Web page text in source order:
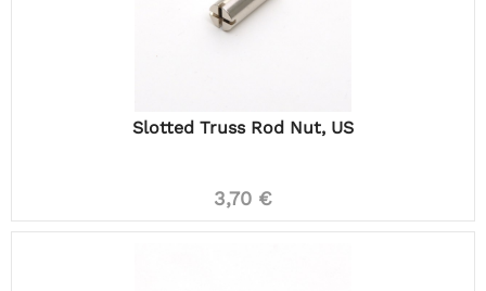
Slotted Truss Rod Nut, US
3,70 €